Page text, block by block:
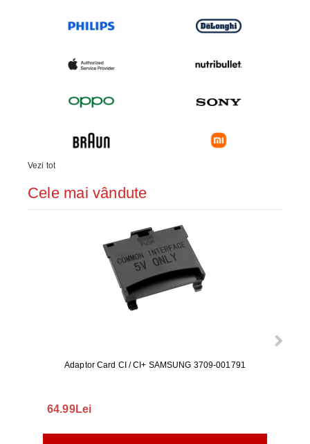
Vezi tot
Cele mai vândute
Adaptor Card CI / CI+ SAMSUNG 3709-001791
64.99Lei